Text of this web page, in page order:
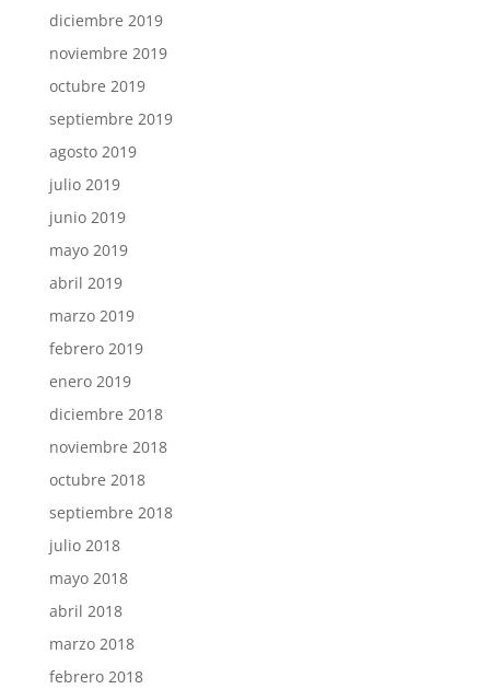
diciembre 2019
noviembre 2019
octubre 2019
septiembre 2019
agosto 2019
julio 2019
junio 2019
mayo 2019
abril 2019
marzo 2019
febrero 2019
enero 2019
diciembre 2018
noviembre 2018
octubre 2018
septiembre 2018
julio 2018
mayo 2018
abril 2018
marzo 2018
febrero 2018